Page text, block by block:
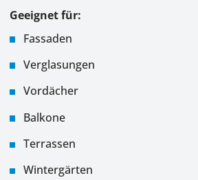
Geeignet für:
Fassaden
Verglasungen
Vordächer
Balkone
Terrassen
Wintergärten